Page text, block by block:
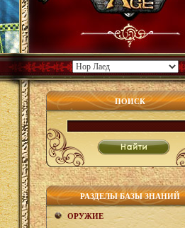
ПОИСК
РАЗДЕЛЫ БАЗЫ ЗНАНИЙ
ОРУЖИЕ